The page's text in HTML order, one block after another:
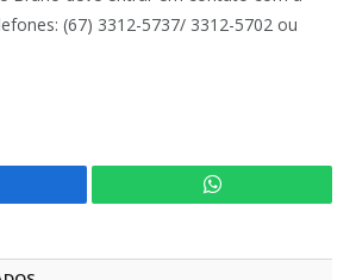
(67) 3312-5737/ 3312-5702 ou
WhatsApp